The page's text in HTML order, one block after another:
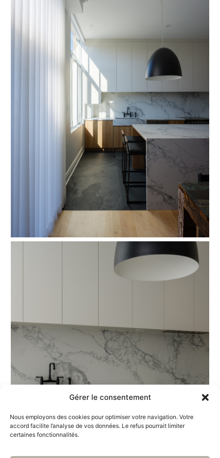
Gérer le consentement
Nous employons des cookies pour optimiser votre navigation. Votre
accord facilite l’analyse de vos données. Le refus pourrait limiter
certaines fonctionnalités.